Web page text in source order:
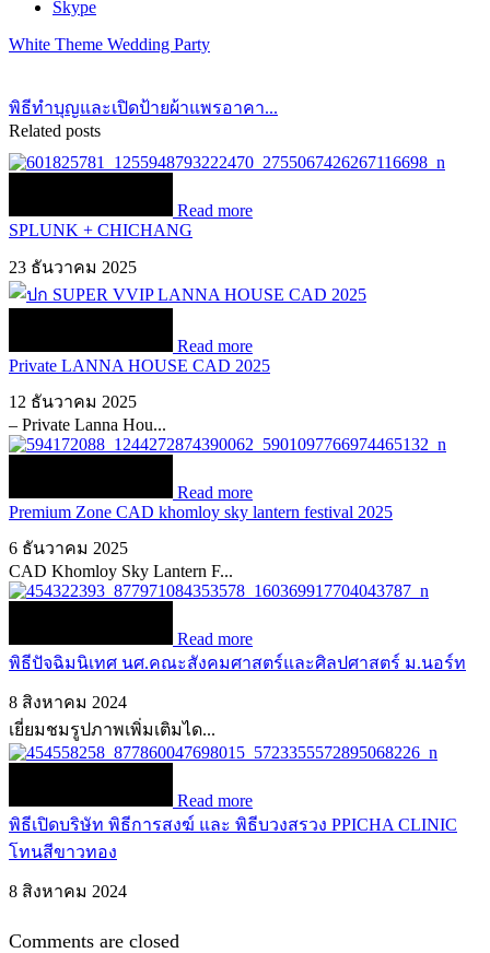
Skype
White Theme Wedding Party
พิธีทำบุญและเปิดป้ายผ้าแพรอาคา...
Related posts
Read more
SPLUNK + CHICHANG
23 ธันวาคม 2025
Read more
Private LANNA HOUSE CAD 2025
12 ธันวาคม 2025
– Private Lanna Hou...
Read more
Premium Zone CAD khomloy sky lantern festival 2025
6 ธันวาคม 2025
CAD Khomloy Sky Lantern F...
Read more
พิธีปัจฉิมนิเทศ นศ.คณะสังคมศาสตร์และศิลปศาสตร์ ม.นอร์ท
8 สิงหาคม 2024
เยี่ยมชมรูปภาพเพิ่มเติมได...
Read more
พิธีเปิดบริษัท พิธีการสงฆ์ และ พิธีบวงสรวง PPICHA CLINIC
โทนสีขาวทอง
8 สิงหาคม 2024
Comments are closed